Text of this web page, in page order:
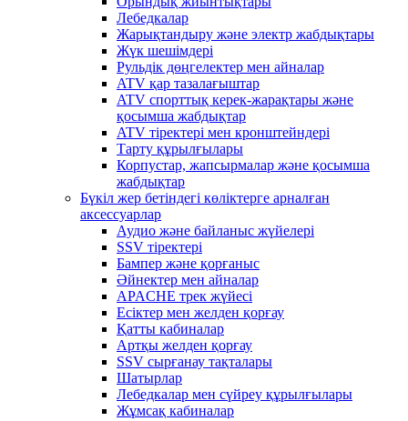
Лебедкалар
Жарықтандыру және электр жабдықтары
Жүк шешімдері
Рульдік дөңгелектер мен айналар
ATV қар тазалағыштар
ATV спорттық керек-жарақтары және
қосымша жабдықтар
ATV тіректері мен кронштейндері
Тарту құрылғылары
Корпустар, жапсырмалар және қосымша
жабдықтар
Бүкіл жер бетіндегі көліктерге арналған
аксессуарлар
Аудио және байланыс жүйелері
SSV тіректері
Бампер және қорғаныс
Әйнектер мен айналар
APACHE трек жүйесі
Есіктер мен желден қорғау
Қатты кабиналар
Артқы желден қорғау
SSV сырғанау тақталары
Шатырлар
Лебедкалар мен сүйреу құрылғылары
Жұмсақ кабиналар